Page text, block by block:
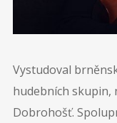
14
Vystudoval
hudebních skupin,
Dobrohošť.